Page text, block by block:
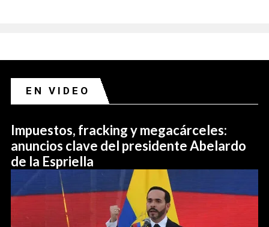
EN VIDEO
Impuestos, fracking y megacárceles:
anuncios clave del presidente Abelardo
de la Espriella